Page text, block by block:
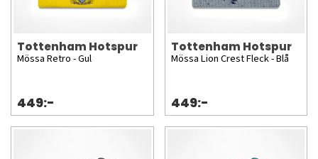
Tottenham Hotspur
Mössa Retro - Gul
449:-
Tottenham Hotspur
Mössa Lion Crest Fleck - Blå
449:-